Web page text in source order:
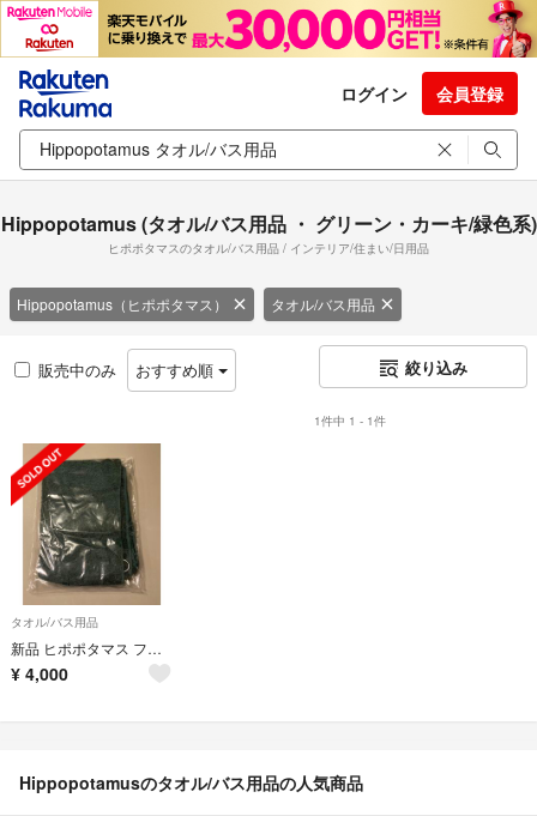
ログイン 会員登録
Hippopotamus (タオル/バス用品 ・ グリーン・カーキ/緑色系)
ヒポポタマスのタオル/バス用品 / インテリア/住まい/日用品
Hippopotamus（ヒポポタマス） タオル/バス用品
販売中のみ おすすめ順 絞り込み
1件中 1 - 1件
タオル/バス用品
新品 ヒポポタマス フェイスタオル 限定色 モスグリーン
¥ 4,000
Hippopotamusのタオル/バス用品の人気商品